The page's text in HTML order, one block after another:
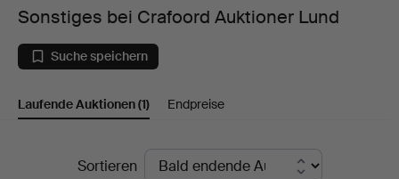
bei
Crafoord
Auktioner
Sonstiges bei Crafoord Auktioner Lund
Suche speichern
Laufende Auktionen(1) Endpreise
LaufendeSortieren